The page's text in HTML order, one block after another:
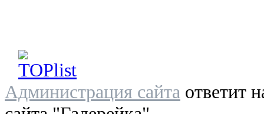
Администрация сайта ответит